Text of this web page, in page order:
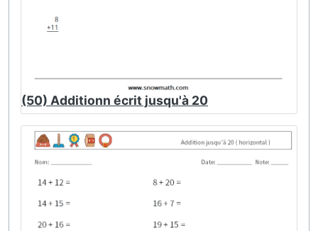
(50) Additionn écrit jusqu'à 20